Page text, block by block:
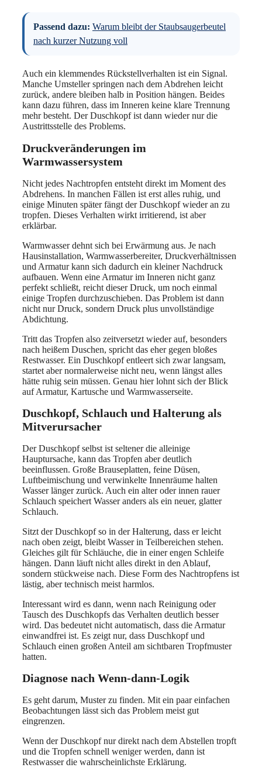
Passend dazu: Warum bleibt der Staubsaugerbeutel
nach kurzer Nutzung voll
Auch ein klemmendes Rückstellverhalten ist ein Signal.
Manche Umsteller springen nach dem Abdrehen leicht
zurück, andere bleiben halb in Position hängen. Beides
kann dazu führen, dass im Inneren keine klare Trennung
mehr besteht. Der Duschkopf ist dann wieder nur die
Austrittsstelle des Problems.
Druckveränderungen im
Warmwassersystem
Nicht jedes Nachtropfen entsteht direkt im Moment des
Abdrehens. In manchen Fällen ist erst alles ruhig, und
einige Minuten später fängt der Duschkopf wieder an zu
tropfen. Dieses Verhalten wirkt irritierend, ist aber
erklärbar.
Warmwasser dehnt sich bei Erwärmung aus. Je nach
Hausinstallation, Warmwasserbereiter, Druckverhältnissen
und Armatur kann sich dadurch ein kleiner Nachdruck
aufbauen. Wenn eine Armatur im Inneren nicht ganz
perfekt schließt, reicht dieser Druck, um noch einmal
einige Tropfen durchzuschieben. Das Problem ist dann
nicht nur Druck, sondern Druck plus unvollständige
Abdichtung.
Tritt das Tropfen also zeitversetzt wieder auf, besonders
nach heißem Duschen, spricht das eher gegen bloßes
Restwasser. Ein Duschkopf entleert sich zwar langsam,
startet aber normalerweise nicht neu, wenn längst alles
hätte ruhig sein müssen. Genau hier lohnt sich der Blick
auf Armatur, Kartusche und Warmwasserseite.
Duschkopf, Schlauch und Halterung als
Mitverursacher
Der Duschkopf selbst ist seltener die alleinige
Hauptursache, kann das Tropfen aber deutlich
beeinflussen. Große Brauseplatten, feine Düsen,
Luftbeimischung und verwinkelte Innenräume halten
Wasser länger zurück. Auch ein alter oder innen rauer
Schlauch speichert Wasser anders als ein neuer, glatter
Schlauch.
Sitzt der Duschkopf so in der Halterung, dass er leicht
nach oben zeigt, bleibt Wasser in Teilbereichen stehen.
Gleiches gilt für Schläuche, die in einer engen Schleife
hängen. Dann läuft nicht alles direkt in den Ablauf,
sondern stückweise nach. Diese Form des Nachtropfens ist
lästig, aber technisch meist harmlos.
Interessant wird es dann, wenn nach Reinigung oder
Tausch des Duschkopfs das Verhalten deutlich besser
wird. Das bedeutet nicht automatisch, dass die Armatur
einwandfrei ist. Es zeigt nur, dass Duschkopf und
Schlauch einen großen Anteil am sichtbaren Tropfmuster
hatten.
Diagnose nach Wenn-dann-Logik
Es geht darum, Muster zu finden. Mit ein paar einfachen
Beobachtungen lässt sich das Problem meist gut
eingrenzen.
Wenn der Duschkopf nur direkt nach dem Abstellen tropft
und die Tropfen schnell weniger werden, dann ist
Restwasser die wahrscheinlichste Erklärung.